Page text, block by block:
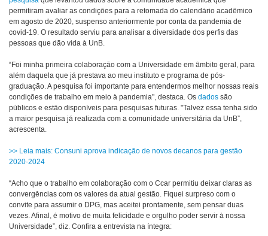
permitiram avaliar as condições para a retomada do calendário acadêmico
em agosto de 2020, suspenso anteriormente por conta da pandemia de
covid-19. O resultado serviu para analisar a diversidade dos perfis das
pessoas que dão vida à UnB.
“Foi minha primeira colaboração com a Universidade em âmbito geral, para
além daquela que já prestava ao meu instituto e programa de pós-
graduação. A pesquisa foi importante para entendermos melhor nossas reais
condições de trabalho em meio à pandemia", destaca. Os dados são
públicos e estão disponíveis para pesquisas futuras. "Talvez essa tenha sido
a maior pesquisa já realizada com a comunidade universitária da UnB”,
acrescenta.
>> Leia mais: Consuni aprova indicação de novos decanos para gestão
2020-2024
“Acho que o trabalho em colaboração com o Ccar permitiu deixar claras as
convergências com os valores da atual gestão. Fiquei surpreso com o
convite para assumir o DPG, mas aceitei prontamente, sem pensar duas
vezes. Afinal, é motivo de muita felicidade e orgulho poder servir à nossa
Universidade”, diz. Confira a entrevista na íntegra: